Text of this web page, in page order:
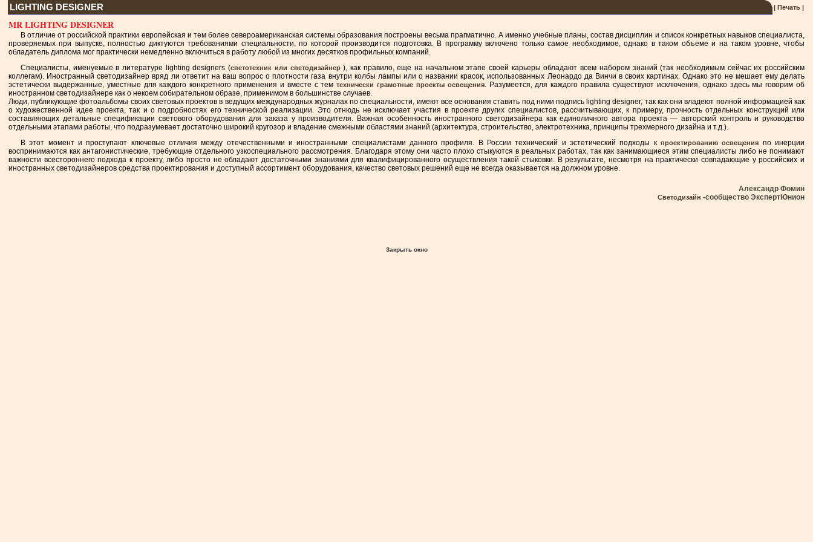
LIGHTING DESIGNER | Печать |
MR LIGHTING DESIGNER
В отличие от российской практики европейская и тем более североамериканская системы образования построены весьма прагматично. А именно учебные планы, состав дисциплин и список конкретных навыков специалиста,
проверяемых при выпуске, полностью диктуются требованиями специальности, по которой производится подготовка. В программу включено только самое необходимое, однако в таком объеме и на таком уровне, чтобы
обладатель диплома мог практически немедленно включиться в работу любой из многих десятков профильных компаний.
Специалисты, именуемые в литературе lighting designers (светотехник или светодизайнер), как правило, еще на начальном этапе своей карьеры обладают всем набором знаний (так необходимым сейчас их российским
коллегам). Иностранный светодизайнер вряд ли ответит на ваш вопрос о плотности газа внутри колбы лампы или о названии красок, использованных Леонардо да Винчи в своих картинах. Однако это не мешает ему делать
эстетически выдержанные, уместные для каждого конкретного применения и вместе с темтехнически грамотные проекты освещения. Разумеется, для каждого правила существуют исключения, однако здесь мы говорим об
иностранном светодизайнере как о некоем собирательном образе, применимом в большинстве случаев.
Люди, публикующие фотоальбомы своих световых проектов в ведущих международных журналах по специальности, имеют все основания ставить под ними подпись lighting designer, так как они владеют полной информацией как
о художественной идее проекта, так и о подробностях его технической реализации. Это отнюдь не исключает участия в проекте других специалистов, рассчитывающих, к примеру, прочность отдельных конструкций или
составляющих детальные спецификации светового оборудования для заказа у производителя. Важная особенность иностранного светодизайнера как единоличного автора проекта — авторский контроль и руководство
отдельными этапами работы, что подразумевает достаточно широкий кругозор и владение смежными областями знаний (архитектура, строительство, электротехника, принципы трехмерного дизайна и т.д.).
В этот момент и проступают ключевые отличия между отечественными и иностранными специалистами данного профиля. В России технический и эстетический подходы кпроектированию освещения по инерции
воспринимаются как антагонистические, требующие отдельного узкоспециального рассмотрения. Благодаря этому они часто плохо стыкуются в реальных работах, так как занимающиеся этим специалисты либо не понимают
важности всестороннего подхода к проекту, либо просто не обладают достаточными знаниями для квалифицированного осуществления такой стыковки. В результате, несмотря на практически совпадающие у российских и
иностранных светодизайнеров средства проектирования и доступный ассортимент оборудования, качество световых решений еще не всегда оказывается на должном уровне.
Александр Фомин
Светодизайн -сообщество ЭкспертЮнион
Закрыть окно